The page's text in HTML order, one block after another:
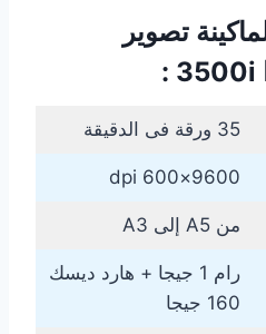
تصوير
35 ورقة فى الدقيقة
9600×600 dpi
من A5 إلى A3
رام 1 جيجا + هارد ديسك
160 جيجا